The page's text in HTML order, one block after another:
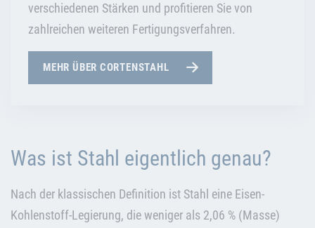
verschiedenen Stärken und profitieren Sie von
zahlreichen weiteren Fertigungsverfahren.
MEHR ÜBER CORTENSTAHL
Was ist Stahl eigentlich genau?
Nach der klassischen Definition ist Stahl eine Eisen-
Kohlenstoff-Legierung, die weniger als 2,06 % (Masse)